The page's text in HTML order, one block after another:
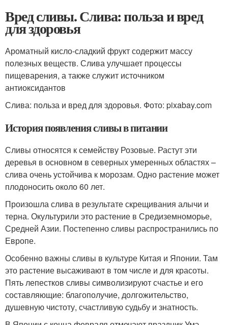
Вред сливы. Слива: польза и вред
для здоровья
Ароматный кисло-сладкий фрукт содержит массу
полезных веществ. Слива улучшает процессы
пищеварения, а также служит источником
антиоксидантов
Слива: польза и вред для здоровья. Фото: pixabay.com
История появления сливы в питании
Сливы относятся к семейству Розовые. Растут эти
деревья в основном в северных умеренных областях –
слива очень устойчива к морозам. Одно растение может
плодоносить около 60 лет.
Произошла слива в результате скрещивания алычи и
терна. Окультурили это растение в Средиземноморье,
Средней Азии. Постепенно сливы распространились по
Европе.
Особенно важны сливы в культуре Китая и Японии. Там
это растение высаживают в том числе и для красоты.
Пять лепестков сливы символизируют счастье и его
составляющие: благополучие, долгожительство,
душевную чистоту, счастливую судьбу и знатность.